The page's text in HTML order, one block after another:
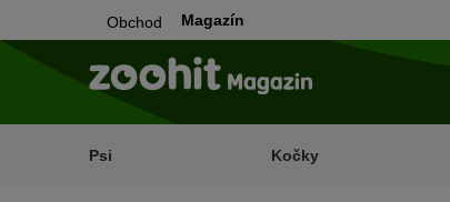
Obchod Magazín
Psi Kočky